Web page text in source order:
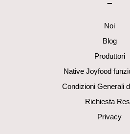
–
Noi
Blog
Produttori
Native Joyfood
Condizioni Generali
Richiesta
Privacy